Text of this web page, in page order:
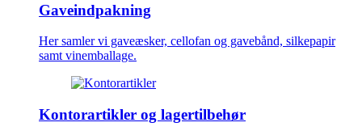
Gaveindpakning
Her samler vi gaveæsker, cellofan og gavebånd, silkepapir
samt vinemballage.
Kontorartikler og lagertilbehør